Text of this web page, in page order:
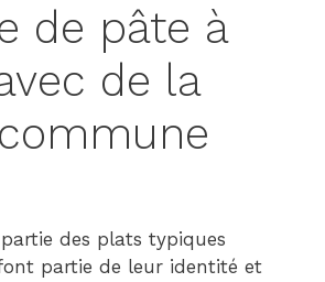
de pâte à
de la
des plats typiques
partie de leur identité et